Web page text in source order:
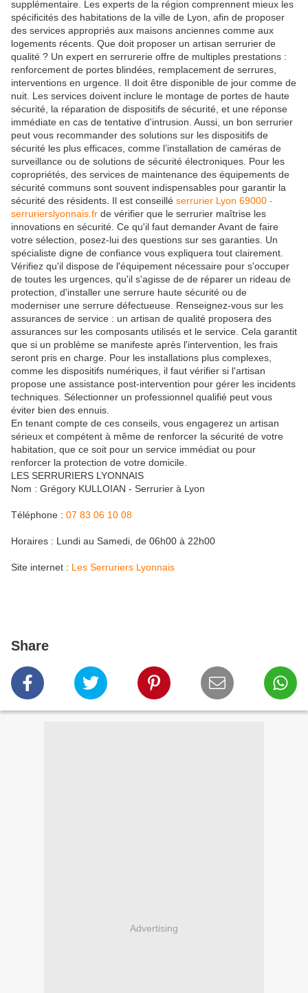
supplémentaire. Les experts de la région comprennent mieux les
spécificités des habitations de la ville de Lyon, afin de proposer
des services appropriés aux maisons anciennes comme aux
logements récents. Que doit proposer un artisan serrurier de
qualité ? Un expert en serrurerie offre de multiples prestations :
renforcement de portes blindées, remplacement de serrures,
interventions en urgence. Il doit être disponible de jour comme de
nuit. Les services doivent inclure le montage de portes de haute
sécurité, la réparation de dispositifs de sécurité, et une réponse
immédiate en cas de tentative d'intrusion. Aussi, un bon serrurier
peut vous recommander des solutions sur les dispositifs de
sécurité les plus efficaces, comme l’installation de caméras de
surveillance ou de solutions de sécurité électroniques. Pour les
copropriétés, des services de maintenance des équipements de
sécurité communs sont souvent indispensables pour garantir la
sécurité des résidents. Il est conseillé serrurier Lyon 69000 -
serrurierslyonnais.fr de vérifier que le serrurier maîtrise les
innovations en sécurité. Ce qu'il faut demander Avant de faire
votre sélection, posez-lui des questions sur ses garanties. Un
spécialiste digne de confiance vous expliquera tout clairement.
Vérifiez qu'il dispose de l'équipement nécessaire pour s'occuper
de toutes les urgences, qu'il s'agisse de de réparer un rideau de
protection, d'installer une serrure haute sécurité ou de
moderniser une serrure défectueuse. Renseignez-vous sur les
assurances de service : un artisan de qualité proposera des
assurances sur les composants utilisés et le service. Cela garantit
que si un problème se manifeste après l'intervention, les frais
seront pris en charge. Pour les installations plus complexes,
comme les dispositifs numériques, il faut vérifier si l'artisan
propose une assistance post-intervention pour gérer les incidents
techniques. Sélectionner un professionnel qualifié peut vous
éviter bien des ennuis.
En tenant compte de ces conseils, vous engagerez un artisan
sérieux et compétent à même de renforcer la sécurité de votre
habitation, que ce soit pour un service immédiat ou pour
renforcer la protection de votre domicile.
LES SERRURIERS LYONNAIS
Nom : Grégory KULLOIAN - Serrurier à Lyon
Téléphone : 07 83 06 10 08
Horaires : Lundi au Samedi, de 06h00 à 22h00
Site internet : Les Serruriers Lyonnais
Share
Advertising